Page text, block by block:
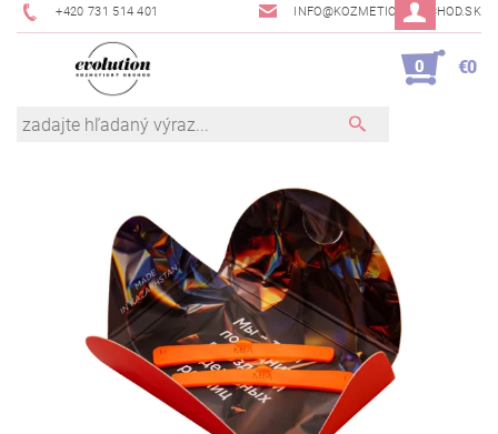
+420 731 514 401 INFO@KOZMETICKYOBCHOD.SK
0 €0